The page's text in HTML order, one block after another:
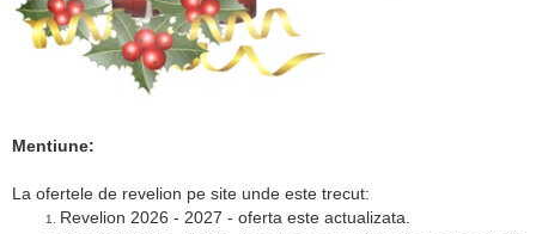
Mentiune:
La ofertele de revelion pe site unde este trecut:
Revelion 2026 - 2027 - oferta este actualizata.